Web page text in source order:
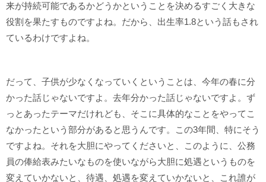
来が持続可能であるかどうかということを決めるすごく大きな
役割を果たすものですよね。だから、出生率1.8という話もされ
ているわけですよね。
だって、子供が少なくなっていくということは、今年の春に分
かった話じゃないですよ。去年分かった話じゃないですよ。ず
っとあったテーマだけれども、そこに具体的なことをやってこ
なかったという部分があると思うんです。この3年間、特にそう
ですよね。それを大胆にやってくださいと、このように、公務
員の俸給表みたいなものを使いながら大胆に処遇というものを
変えていかないと、待遇、処遇を変えていかないと、これ誰が